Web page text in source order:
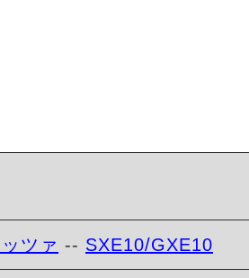
ツァ -- SXE10/GXE10